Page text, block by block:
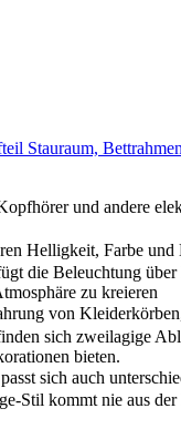
Stauraum,
und andere
Helligkeit, Farbe und
die Beleuchtung
zu kreieren
von
sich zweilagige
bieten.
sich auch
Stil kommt nie aus